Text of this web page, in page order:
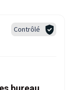
Contrôlé